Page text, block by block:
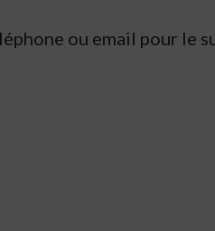
ou email pour le